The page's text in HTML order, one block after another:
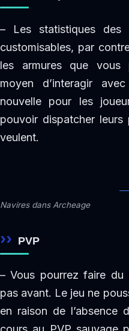
– Les statistiques des
customisables, par
les armures que
moyen d’interagir
nouvelle pour les
pouvoir dispatcher
veulent.
Navires dans Archeage
PVP
– Vous pourrez faire
pas avant. Le jeu ne
en raison de l’absence